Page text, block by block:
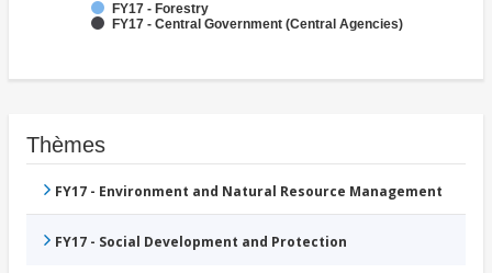
FY17 - Forestry
FY17 - Central Government (Central Agencies)
Thèmes
FY17 - Environment and Natural Resource Management
FY17 - Social Development and Protection